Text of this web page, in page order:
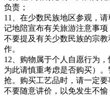
负责；
11、在少数民族地区参观，
记地陪宣布有关旅游注意事
不要提及有关少数民族的宗
作。
12、购物属于个人自愿行为
为此请慎重考虑是否购买）
抢。购买工艺品时，请一定
不要随意讲价，以免发生不